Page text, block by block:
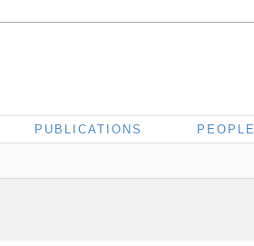
PUBLICATIONS PEOPLE